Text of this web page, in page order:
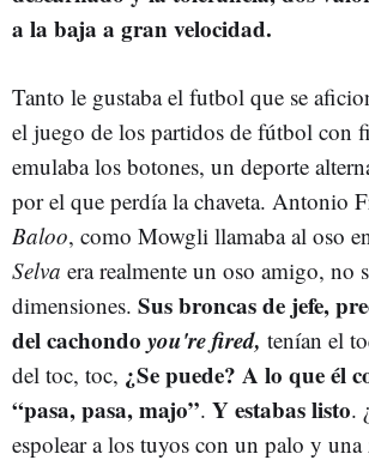
a la baja a gran velocidad.
Tanto le gustaba el futbol que se
el juego de los partidos de fútbol con
emulaba los botones, un deporte
por el que perdía la chaveta. Antonio
Baloo, como Mowgli llamaba al oso
Selva era realmente un oso amigo, no
dimensiones. Sus broncas de jefe,
del cachondo you're fired, tenían el
del toc, toc, ¿Se puede? A lo que él
“pasa, pasa, majo”. Y estabas listo.
espolear a los tuyos con un palo y una